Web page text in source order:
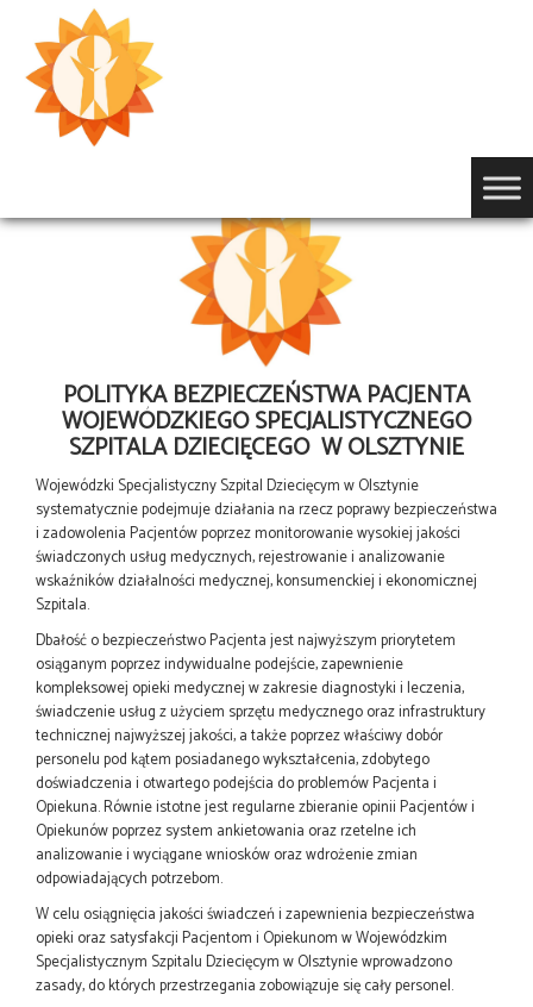
Przejdź
POLITYKA BEZPIECZEŃSTWA PACJENTA
WOJEWÓDZKIEGO SPECJALISTYCZNEGO
SZPITALA DZIECIĘCEGO W OLSZTYNIE
Wojewódzki Specjalistyczny Szpital Dziecięcym w Olsztynie
systematycznie podejmuje działania na rzecz poprawy bezpieczeństwa
i zadowolenia Pacjentów poprzez monitorowanie wysokiej jakości
świadczonych usług medycznych, rejestrowanie i analizowanie
wskaźników działalności medycznej, konsumenckiej i ekonomicznej
Szpitala.
Dbałość o bezpieczeństwo Pacjenta jest najwyższym priorytetem
osiąganym poprzez indywidualne podejście, zapewnienie
kompleksowej opieki medycznej w zakresie diagnostyki i leczenia,
świadczenie usług z użyciem sprzętu medycznego oraz infrastruktury
technicznej najwyższej jakości, a także poprzez właściwy dobór
personelu pod kątem posiadanego wykształcenia, zdobytego
doświadczenia i otwartego podejścia do problemów Pacjenta i
Opiekuna. Równie istotne jest regularne zbieranie opinii Pacjentów i
Opiekunów poprzez system ankietowania oraz rzetelne ich
analizowanie i wyciągane wniosków oraz wdrożenie zmian
odpowiadających potrzebom.
W celu osiągnięcia jakości świadczeń i zapewnienia bezpieczeństwa
opieki oraz satysfakcji Pacjentom i Opiekunom w Wojewódzkim
Specjalistycznym Szpitalu Dziecięcym w Olsztynie wprowadzono
zasady, do których przestrzegania zobowiązuje się cały personel.